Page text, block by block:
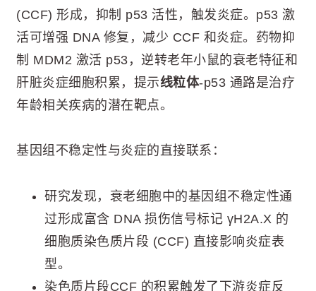
(CCF) 形成，抑制 p53 活性，触发炎症。p53 激
活可增强 DNA 修复，减少 CCF 和炎症。药物抑
制 MDM2 激活 p53，逆转老年小鼠的衰老特征和
肝脏炎症细胞积累，提示线粒体-p53 通路是治疗
年龄相关疾病的潜在靶点。
基因组不稳定性与炎症的直接联系：
研究发现，衰老细胞中的基因组不稳定性通
过形成富含 DNA 损伤信号标记 γH2A.X 的
细胞质染色质片段 (CCF) 直接影响炎症表
型。
染色质片段CCF 的积累触发了下游炎症反